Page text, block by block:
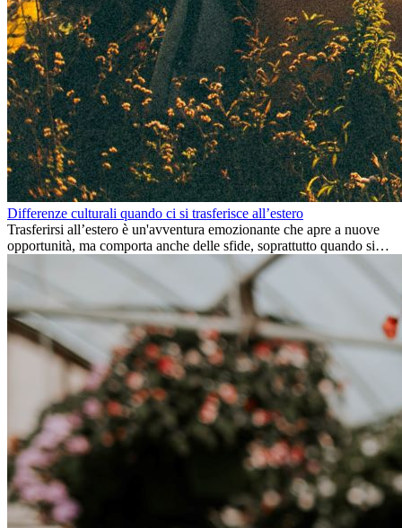
Differenze culturali quando ci si trasferisce all’estero
Trasferirsi all’estero è un'avventura emozionante che apre a nuove
opportunità, ma comporta anche delle sfide, soprattutto quando si
tratta di differenze culturali. Che tu stia andando all’estero per
lavoro, per studio, o semplicemente per un cambiamento, adattarsi a
una nuova cultura richiede tempo. Capire queste differenze e
abbracciare nuovi modi di vivere è la chiave per una transizione di
successo.